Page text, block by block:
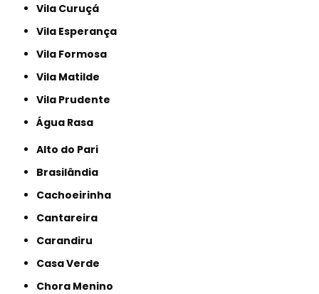
Vila Curuçá
Vila Esperança
Vila Formosa
Vila Matilde
Vila Prudente
Água Rasa
Alto do Pari
Brasilândia
Cachoeirinha
Cantareira
Carandiru
Casa Verde
Chora Menino